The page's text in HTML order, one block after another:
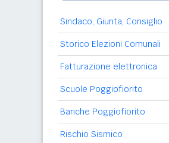
Sindaco, Giunta, Consiglio
Storico Elezioni Comunali
Fatturazione elettronica
Scuole Poggiofiorito
Banche Poggiofiorito
Rischio Sismico